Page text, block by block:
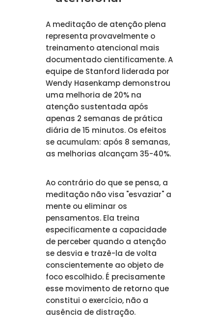
A meditação de atenção plena
representa provavelmente o
treinamento atencional mais
documentado cientificamente. A
equipe de Stanford liderada por
Wendy Hasenkamp demonstrou
uma melhoria de 20% na
atenção sustentada após
apenas 2 semanas de prática
diária de 15 minutos. Os efeitos
se acumulam: após 8 semanas,
as melhorias alcançam 35-40%.
Ao contrário do que se pensa, a
meditação não visa "esvaziar" a
mente ou eliminar os
pensamentos. Ela treina
especificamente a capacidade
de perceber quando a atenção
se desvia e trazê-la de volta
conscientemente ao objeto de
foco escolhido. É precisamente
esse movimento de retorno que
constitui o exercício, não a
ausência de distração.